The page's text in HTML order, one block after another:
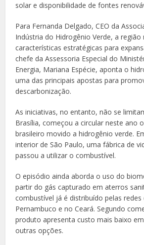
solar e disponibilidade de fontes
Para Fernanda Delgado, CEO da
Indústria do Hidrogênio Verde, a região
características estratégicas para
chefe da Assessoria Especial do
Energia, Mariana Espécie, aponta o
uma das principais apostas para
descarbonização.
As iniciativas, no entanto, não se
Brasília, começou a circular neste ano
brasileiro movido a hidrogênio verde.
interior de São Paulo, uma fábrica de
passou a utilizar o combustível.
O episódio ainda aborda o uso do
partir do gás capturado em aterros
combustível já é distribuído pelas redes
Pernambuco e no Ceará. Segundo
produto apresenta custo mais baixo
outras opções.